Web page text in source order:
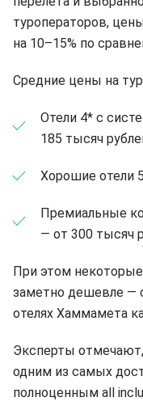
туроператоров,
на 10–15% по
Средние цены на
Отели 4* с
185 тысяч
Хорошие отели
Премиальные
— от 300 тысяч
При этом
заметно дешевле —
отелях Хаммамета
Эксперты
одним из самых
полноценным all